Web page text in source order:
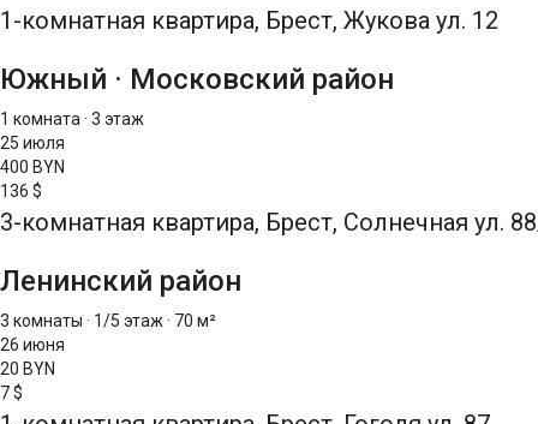
1-комнатная квартира, Брест, Жукова ул. 12
Южный · Московский район
1 комната · 3 этаж
25 июля
400 BYN
136 $
3-комнатная квартира, Брест, Солнечная ул.
Ленинский район
3 комнаты · 1/5 этаж · 70 м²
26 июня
20 BYN
7 $